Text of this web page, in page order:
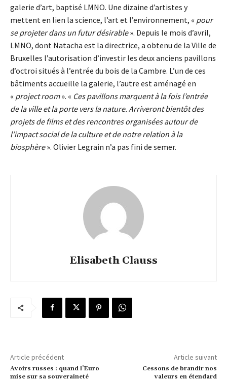
galerie d’art, baptisé LMNO. Une dizaine d’artistes y
mettent en lien la science, l’art et l’environnement, « pour
se projeter dans un futur désirable». Depuis le mois d’avril,
LMNO, dont Natacha est la directrice, a obtenu de la Ville de
Bruxelles l’autorisation d’investir les deux anciens pavillons
d’octroi situés à l’entrée du bois de la Cambre. L’un de ces
bâtiments accueille la galerie, l’autre est aménagé en
« project room». « Ces pavillons marquent à la fois l’entrée
de la ville et la porte vers la nature. Arriveront bientôt des
projets de films et des rencontres organisées autour de
l’impact social de la culture et de notre relation à la
biosphère». Olivier Legrain n’a pas fini de semer.
Elisabeth Clauss
Article précédent
Avoirs russes : quand l’Euro
mise sur sa souveraineté
Article suivant
Cessons de brandir nos
valeurs en étendard